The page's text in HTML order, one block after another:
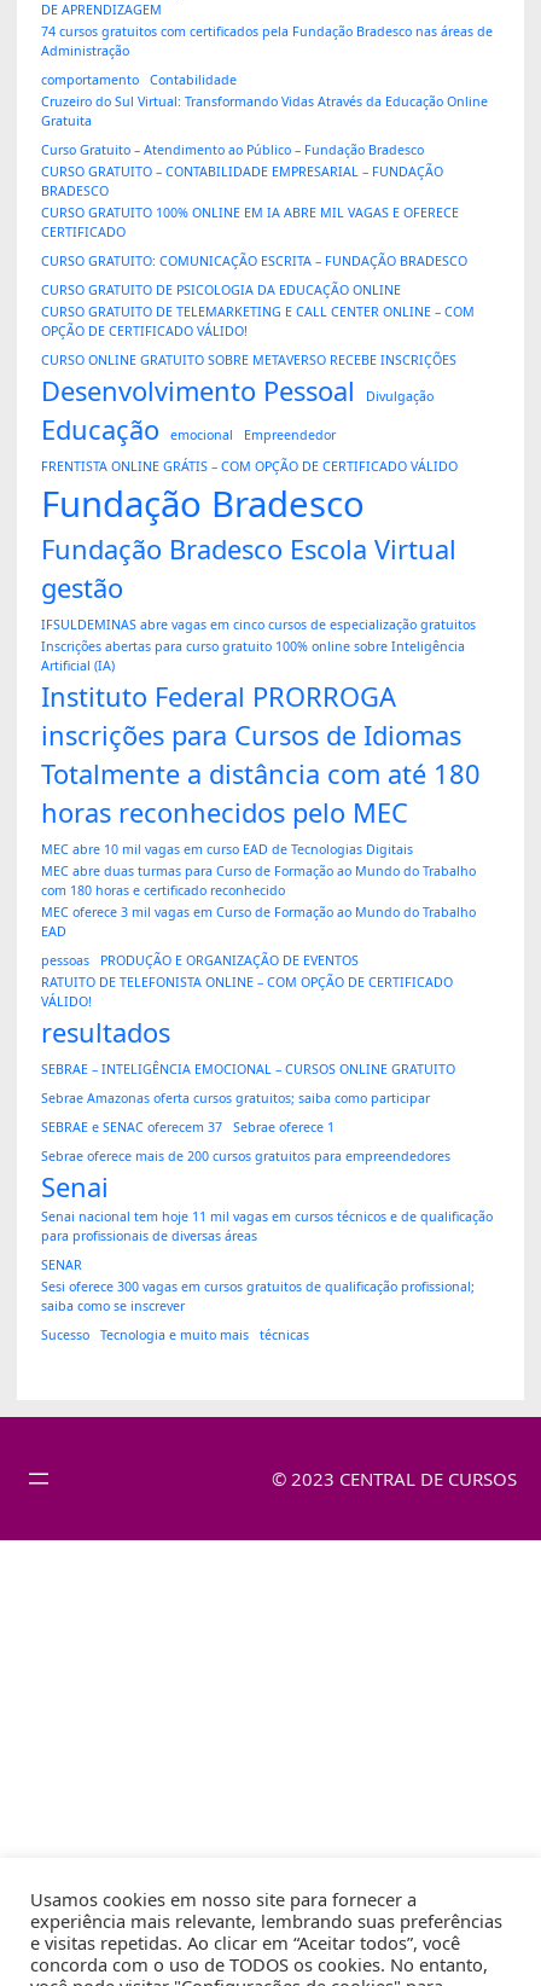
DE APRENDIZAGEM
74 cursos gratuitos com certificados pela Fundação Bradesco nas áreas de
Administração
comportamento
Contabilidade
Cruzeiro do Sul Virtual: Transformando Vidas Através da Educação Online
Gratuita
Curso Gratuito – Atendimento ao Público – Fundação Bradesco
CURSO GRATUITO – CONTABILIDADE EMPRESARIAL – FUNDAÇÃO
BRADESCO
CURSO GRATUITO 100% ONLINE EM IA ABRE MIL VAGAS E OFERECE
CERTIFICADO
CURSO GRATUITO: COMUNICAÇÃO ESCRITA – FUNDAÇÃO BRADESCO
CURSO GRATUITO DE PSICOLOGIA DA EDUCAÇÃO ONLINE
CURSO GRATUITO DE TELEMARKETING E CALL CENTER ONLINE – COM
OPÇÃO DE CERTIFICADO VÁLIDO!
CURSO ONLINE GRATUITO SOBRE METAVERSO RECEBE INSCRIÇÕES
Desenvolvimento Pessoal Divulgação
Educação emocional
Empreendedor
FRENTISTA ONLINE GRÁTIS – COM OPÇÃO DE CERTIFICADO VÁLIDO
Fundação Bradesco
Fundação Bradesco Escola Virtual
gestão
IFSULDEMINAS abre vagas em cinco cursos de especialização gratuitos
Inscrições abertas para curso gratuito 100% online sobre Inteligência
Artificial (IA)
Instituto Federal PRORROGA
inscrições para Cursos de Idiomas
Totalmente a distância com até 180
horas reconhecidos pelo MEC
MEC abre 10 mil vagas em curso EAD de Tecnologias Digitais
MEC abre duas turmas para Curso de Formação ao Mundo do Trabalho
com 180 horas e certificado reconhecido
MEC oferece 3 mil vagas em Curso de Formação ao Mundo do Trabalho
EAD
pessoas
PRODUÇÃO E ORGANIZAÇÃO DE EVENTOS
RATUITO DE TELEFONISTA ONLINE – COM OPÇÃO DE CERTIFICADO
VÁLIDO!
resultados
SEBRAE – INTELIGÊNCIA EMOCIONAL – CURSOS ONLINE GRATUITO
Sebrae Amazonas oferta cursos gratuitos; saiba como participar
SEBRAE e SENAC oferecem 37
Sebrae oferece 1
Sebrae oferece mais de 200 cursos gratuitos para empreendedores
Senai
Senai nacional tem hoje 11 mil vagas em cursos técnicos e de qualificação
para profissionais de diversas áreas
SENAR
Sesi oferece 300 vagas em cursos gratuitos de qualificação profissional;
saiba como se inscrever
Sucesso
Tecnologia e muito mais técnicas
© 2023 CENTRAL DE CURSOS
Usamos cookies em nosso site para fornecer a
experiência mais relevante, lembrando suas preferências
e visitas repetidas. Ao clicar em “Aceitar todos”, você
concorda com o uso de TODOS os cookies. No entanto,